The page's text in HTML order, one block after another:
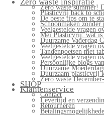
Zero waste inspiratie
Zero waste summer!
Plasticvrij back to
De beste tips om te
Schoonmaken zonder
Veelgestelde vragen
Mei Plasticvrij: wat is
Duurzame Vaderdag
Veelgestelde vragen
Tandenpoetsen met
Veelgestelde vragen
Persoonlijke blogs
Duurzame
Duurzaam plasticvrij
Zero waste
SHOP
Klantenservice
Contact
Levertijd en
Retourneren